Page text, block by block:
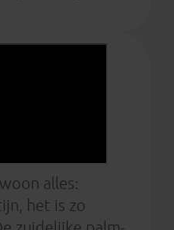
alles:
het is zo